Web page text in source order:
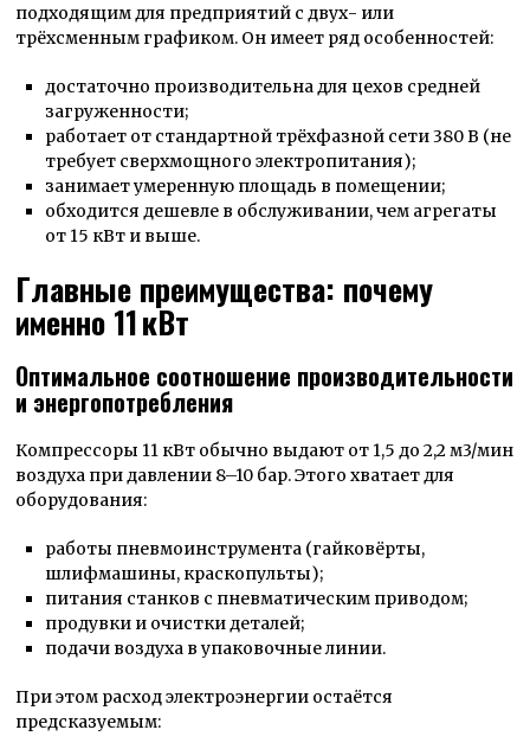
подходящим для предприятий с двух- или
трёхсменным графиком. Он имеет ряд особенностей:
достаточно производительна для цехов средней
загруженности;
работает от стандартной трёхфазной сети 380 В (не
требует сверхмощного электропитания);
занимает умеренную площадь в помещении;
обходится дешевле в обслуживании, чем агрегаты
от 15 кВт и выше.
Главные преимущества: почему
именно 11 кВт
Оптимальное соотношение производительности
и энергопотребления
Компрессоры 11 кВт обычно выдают от 1,5 до 2,2 м3/мин
воздуха при давлении 8–10 бар. Этого хватает для
оборудования:
работы пневмоинструмента (гайковёрты,
шлифмашины, краскопульты);
питания станков с пневматическим приводом;
продувки и очистки деталей;
подачи воздуха в упаковочные линии.
При этом расход электроэнергии остаётся
предсказуемым: